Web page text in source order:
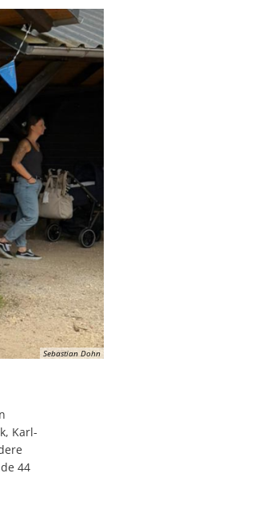
Verabschiedung Frau Herwig
Sommerferienprogramm 2026
& Nahrungsmittel
Sebastian Dohn
Karl-
44